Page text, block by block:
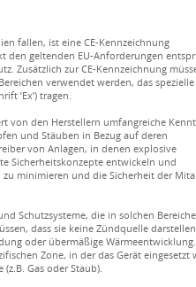
fallen, ist eine CE-Kennzeichnung
den geltenden EU-Anforderungen
Zusätzlich zur CE-Kennzeichnung
verwendet werden, das spezielle
’Ex’) tragen.
von den Herstellern umfangreiche
und Stäuben in Bezug auf deren
von Anlagen, in denen explosive
Sicherheitskonzepte entwickeln und
zu minimieren und die Sicherheit der
Schutzsysteme, die in solchen
dass sie keine Zündquelle darstellen
oder übermäßige
Zone, in der das Gerät eingesetzt
Gas oder Staub).